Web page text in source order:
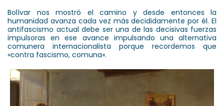
Bolívar nos mostró el camino y desde entonces la
humanidad avanza cada vez más decididamente por él. El
antifascismo actual debe ser una de las decisivas fuerzas
impulsoras en ese avance impulsando una alternativa
comunera internacionalista porque recordemos que
«contra fascismo, comuna».